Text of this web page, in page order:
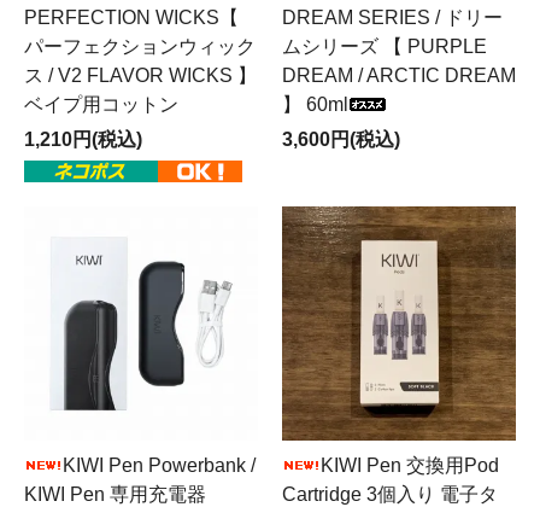
PERFECTION WICKS【
パーフェクションウィック
ス / V2 FLAVOR WICKS 】
ベイプ用コットン
1,210円(税込)
DREAM SERIES / ドリー
ムシリーズ 【 PURPLE
DREAM / ARCTIC DREAM
】 60ml
3,600円(税込)
KIWI Pen Powerbank /
KIWI Pen 専用充電器
KIWI Pen 交換用Pod
Cartridge 3個入り 電子タ